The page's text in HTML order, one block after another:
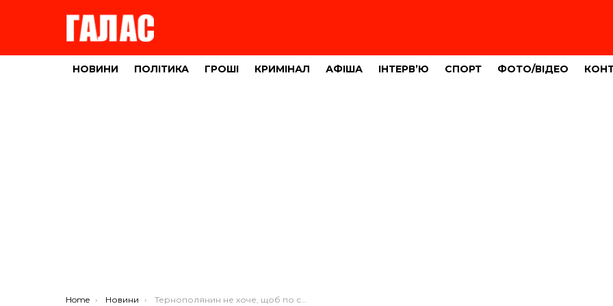
НОВИНИ ПОЛІТИКА ГРОШІ КРИМІНАЛ АФІША ІНТЕРВ’Ю СПОРТ ФОТО/ВІДЕО
You are here:
Home Новини Тернополянин не хоче, щоб по ставу плавали човни з моторами